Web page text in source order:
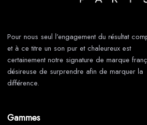
Pour nous seul l’engagement du résultat
et à ce titre un son pur et chaleureux est
certainement notre signature de marque
désireuse de surprendre afin de marquer la
différence.
Gammes